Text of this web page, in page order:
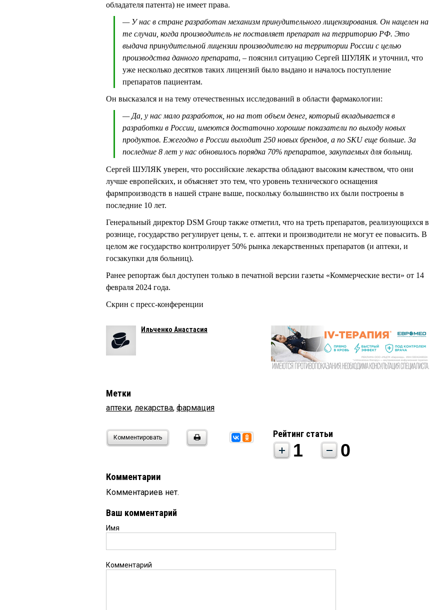
обладателя патента) не имеет права.
— У нас в стране разработан механизм принудительного лицензирования. Он нацелен на
те случаи, когда производитель не поставляет препарат на территорию РФ. Это
выдача принудительной лицензии производителю на территории России с целью
производства данного препарата, – пояснил ситуацию Сергей ШУЛЯК и уточнил, что
уже несколько десятков таких лицензий было выдано и началось поступление
препаратов пациентам.
Он высказался и на тему отечественных исследований в области фармакологии:
— Да, у нас мало разработок, но на тот объем денег, который вкладывается в
разработки в России, имеются достаточно хорошие показатели по выходу новых
продуктов. Ежегодно в России выходит 250 новых брендов, а по SKU еще больше. За
последние 8 лет у нас обновилось порядка 70% препаратов, закупаемых для больниц.
Сергей ШУЛЯК уверен, что российские лекарства обладают высоким качеством, что они
лучше европейских, и объясняет это тем, что уровень технического оснащения
фармпроизводств в нашей стране выше, поскольку большинство их были построены в
последние 10 лет.
Генеральный директор DSM Group также отметил, что на треть препаратов, реализующихся в
рознице, государство регулирует цены, т. е. аптеки и производители не могут ее повысить. В
целом же государство контролирует 50% рынка лекарственных препаратов (и аптеки, и
госзакупки для больниц).
Ранее репортаж был доступен только в печатной версии газеты «Коммерческие вести» от 14
февраля 2024 года.
Скрин с пресс-конференции
Ильченко Анастасия
Метки
аптеки, лекарства, фармация
Комментировать Рейтинг статьи
1 0
Комментарии
Комментариев нет.
Ваш комментарий
Имя
Комментарий